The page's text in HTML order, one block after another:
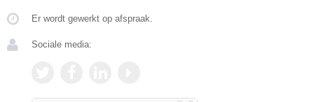
Er wordt gewerkt op afspraak.
Sociale media: